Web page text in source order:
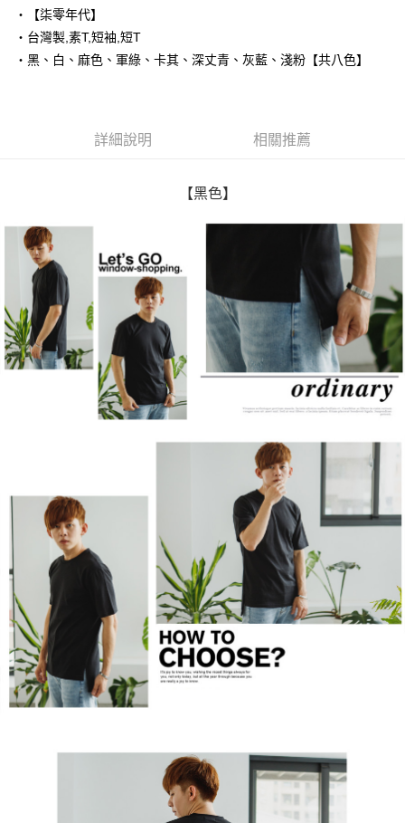
悠遊付
Google Pay
AFTEE先享後付是「在收到商品之後才付款」的支付方式。 讓您購物簡單
２．便利：只要手機號碼，簡訊認證，即可結帳。
【「AFTEE先享後付」結帳流程】
１．於結帳方式選擇「AFTEE先享後付」後，將跳轉至「AFTEE先享後付」
結帳頁面，進行簡訊認證並確認金額後，即可完成結帳。
２．訂單成立數日內，您將收到繳費通知簡訊。
３．收到繳費通知簡訊後14天內，點擊此簡訊中的連結，可透過四大超商／
ATM／網路銀行／等多元方式進行付款，方視為交易完成。
※ 請注意：結帳手續完成當下不需立刻繳費，但若您需要取消訂單，請聯絡
購買商品的店家。未經商家同意取消之訂單仍視為有效，需透過AFTEE先享
後付繳納相關費用。
※ 交易是否成功請以「AFTEE先享後付 」之結帳頁面顯示為準，若有關於
是否繳費成功／繳費後需取消欲退款等相關疑問，請聯繫「AFTEE先享後付
https://netprotections.freshdesk.com/support/home
１．透過由恩沛科技股份有限公司提供之「AFTEE先享後付」服務完成之交
易，需依本服務之必要範圍內提供個人資料，並將交易相關給付款項請求債
權轉讓予恩沛科技股份有限公司。
２．關於個人資料處理事宜，請瀏覽以下網址：
https://aftee.tw/terms/#terms3
３．未成年的使用者請事先徵得法定代理人或監護人之同意方可使用
「AFTEE先享後付」，若未經同意申辦者引起之損失，本公司不負相關責
４．使用「AFTEE先享後付」時，將依據個別帳號之用戶狀況，依本公司即
時審查核予不同之上限額度；若仍有額度不足之情形，本公司將視審查結果
請求用戶進行身份認證。
５．嚴禁一人註冊多個帳號或使用他人資訊註冊。若發現惡意使用之情形，
恩沛科技股份有限公司將有權停止該用戶之使用額度並採取法律行動。
每筆NT$80，滿NT$1,800(含以上)免運費
先付款後全家取貨
每筆NT$80，滿NT$1,800(含以上)免運費
7-11付款取貨
每筆NT$80，滿NT$1,800(含以上)免運費
先付款後7-11取貨
每筆NT$80，滿NT$1,800(含以上)免運費
‧【柒零年代】
‧台灣製,素T,短袖,短T
‧黑、白、麻色、軍綠、卡其、深丈青、灰藍、淺粉【共八色】
詳細說明 相關推薦
【黑色】